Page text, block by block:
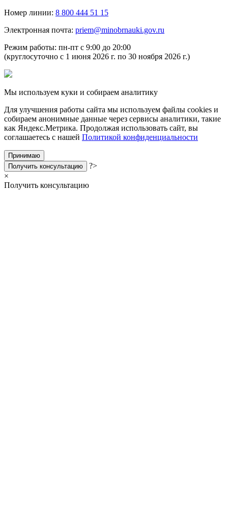
Номер линии: 8 800 444 51 15
Электронная почта: priem@minobrnauki.gov.ru
Режим работы: пн-пт с 9:00 до 20:00
(круглосуточно с 1 июня 2026 г. по 30 ноября 2026 г.)
Мы используем куки и собираем аналитику
Для улучшения работы сайта мы используем файлы cookies и
собираем анонимные данные через сервисы аналитики, такие
как Яндекс.Метрика. Продолжая использовать сайт, вы
соглашаетесь с нашей Политикой конфиденциальности
Принимаю
Получить консультацию
?>
×
Получить консультацию